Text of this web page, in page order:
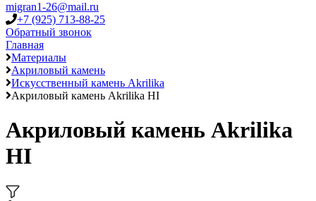
migran1-26@mail.ru
+7 (925) 713-88-25
Обратный звонок
Главная
Материалы
Акриловый камень
Искусственный камень Akrilika
Акриловый камень Akrilika HI
Акриловый камень Akrilika
HI